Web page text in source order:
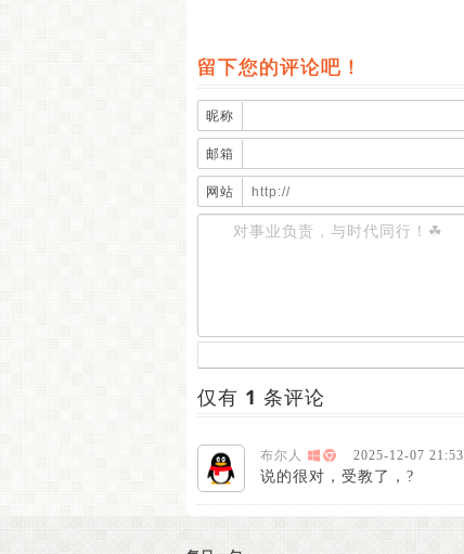
留下您的评论吧！
昵称
邮箱
网站
仅有 1 条评论
布尔人 2025-12-07 21:53
说的很对，受教了，?